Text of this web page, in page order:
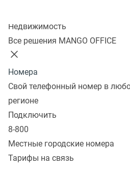
Недвижимость
Все решения MANGO OFFICE
Номера
Свой телефонный номер в
регионе
Подключить
8-800
Местные городские номера
Тарифы на связь
Подключить Стоимость
С сервисом
OFFICE
От 15%
повышайте уровень дозвона